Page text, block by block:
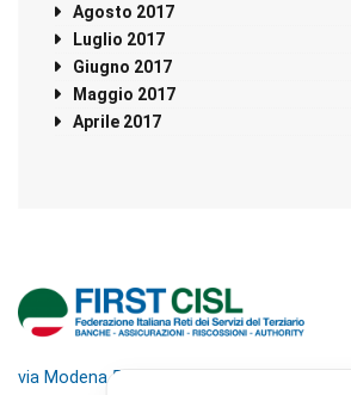
Agosto 2017
Luglio 2017
Giugno 2017
Maggio 2017
Aprile 2017
via Modena 5, 00184 Roma